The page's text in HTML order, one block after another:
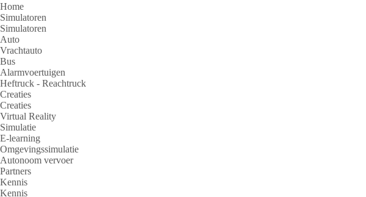
Home
Simulatoren
Simulatoren
Auto
Vrachtauto
Bus
Alarmvoertuigen
Heftruck - Reachtruck
Creaties
Creaties
Virtual Reality
Simulatie
E-learning
Omgevingssimulatie
Autonoom vervoer
Partners
Kennis
Kennis